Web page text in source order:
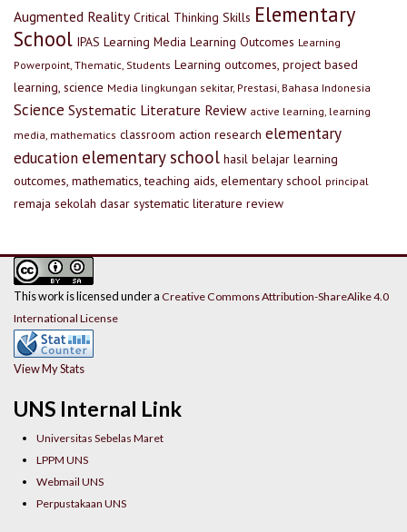
Augmented Reality Critical Thinking Skills Elementary
School IPAS Learning Media Learning Outcomes Learning
Powerpoint, Thematic, Students Learning outcomes, project based
learning, science Media lingkungan sekitar, Prestasi, Bahasa Indonesia
Science Systematic Literature Review active learning, learning
media, mathematics classroom action research elementary
education elementary school hasil belajar learning
outcomes, mathematics, teaching aids, elementary school principal
remaja sekolah dasar systematic literature review
UNS Internal Link
Universitas Sebelas Maret
LPPM UNS
Webmail UNS
Perpustakaan UNS
This work is licensed under a Creative Commons Attribution-ShareAlike 4.0
International License
View My Stats